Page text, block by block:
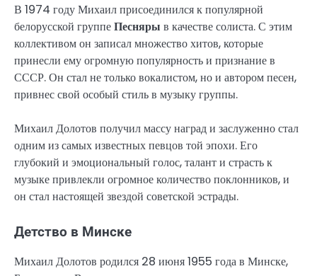
В 1974 году Михаил присоединился к популярной
белорусской группеПесняры в качестве солиста. С этим
коллективом он записал множество хитов, которые
принесли ему огромную популярность и признание в
СССР. Он стал не только вокалистом, но и автором песен,
привнес свой особый стиль в музыку группы.
Михаил Долотов получил массу наград и заслуженно стал
одним из самых известных певцов той эпохи. Его
глубокий и эмоциональный голос, талант и страсть к
музыке привлекли огромное количество поклонников, и
он стал настоящей звездой советской эстрады.
Детство в Минске
Михаил Долотов родился 28 июня 1955 года в Минске,